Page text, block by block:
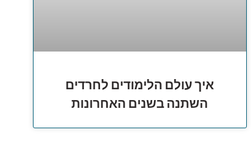
איך עולם הלימודים לחרדים
השתנה בשנים האחרונות